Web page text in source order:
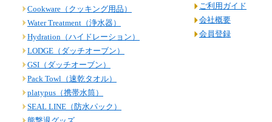
Cookware（クッキング用品）
Water Treatment（浄水器）
Hydration（ハイドレーション）
LODGE（ダッチオーブン）
GSI（ダッチオーブン）
Pack Towl（速乾タオル）
platypus（携帯水筒）
SEAL LINE（防水パック）
ご利用ガイド
会社概要
会員登録